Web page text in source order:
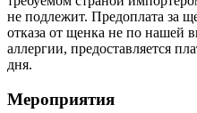
не подлежит. Предоплата за
отказа от щенка не по нашей
аллергии, предоставляется
дня.
Мероприятия